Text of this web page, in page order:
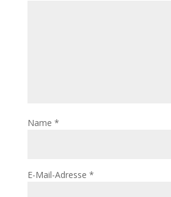
Name *
E-Mail-Adresse *